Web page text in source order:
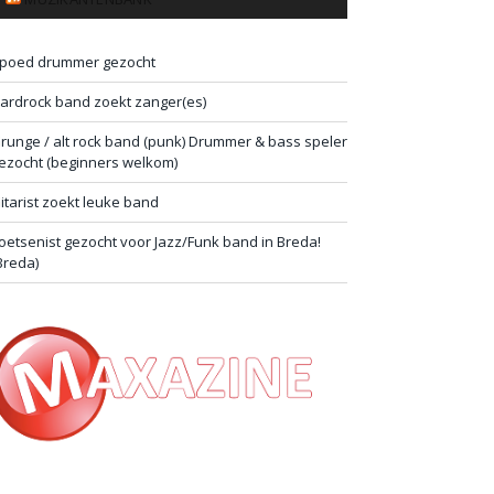
drummer gezocht
band zoekt zanger(es)
/ alt rock band (punk) Drummer & bass speler
(beginners welkom)
zoekt leuke band
gezocht voor Jazz/Funk band in Breda!